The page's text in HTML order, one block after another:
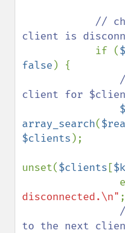
//
client is
if (
false ) {
client for
array_search(
$clients );
unset($clients [
disconnected.\n" ;
to the next